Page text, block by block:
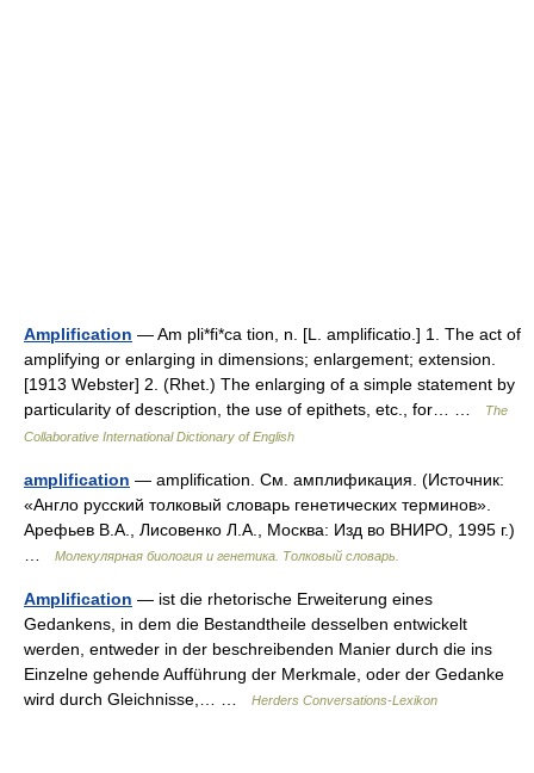
Amplification — Am pli*fi*ca tion, n. [L. amplificatio.] 1. The act of
amplifying or enlarging in dimensions; enlargement; extension.
[1913 Webster] 2. (Rhet.) The enlarging of a simple statement by
particularity of description, the use of epithets, etc., for… …
The
Collaborative International Dictionary of English
amplification — amplification. См. амплификация. (Источник:
«Англо русский толковый словарь генетических терминов».
Арефьев В.А., Лисовенко Л.А., Москва: Изд во ВНИРО, 1995 г.)
Молекулярная биология и генетика. Толковый словарь.
Amplification — ist die rhetorische Erweiterung eines
Gedankens, in dem die Bestandtheile desselben entwickelt
werden, entweder in der beschreibenden Manier durch die ins
Einzelne gehende Aufführung der Merkmale, oder der Gedanke
wird durch Gleichnisse,… …
Herders Conversations-Lexikon